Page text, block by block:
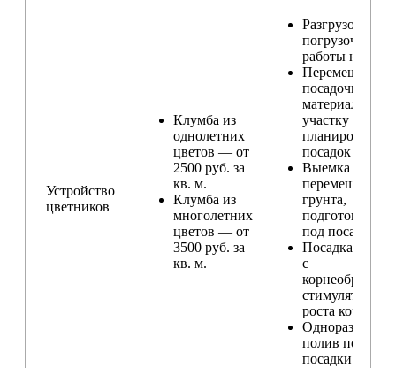
Устройство
цветников
Клумба из
однолетних
цветов — от
2500 руб. за
кв. м.
Клумба из
многолетних
цветов — от
3500 руб. за
кв. м.
Разгрузо-
погрузочные
работы на
Перемещение
посадочного
материала по
участку и
планирование
посадок
Выемка и
перемещение
грунта,
подготовка
под посадку
Посадка
с
стимулятором
роста корней
Одноразовый
полив после
посадки